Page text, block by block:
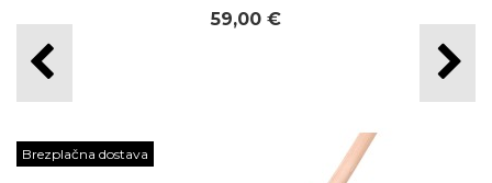
59,00 €
Brezplačna dostava